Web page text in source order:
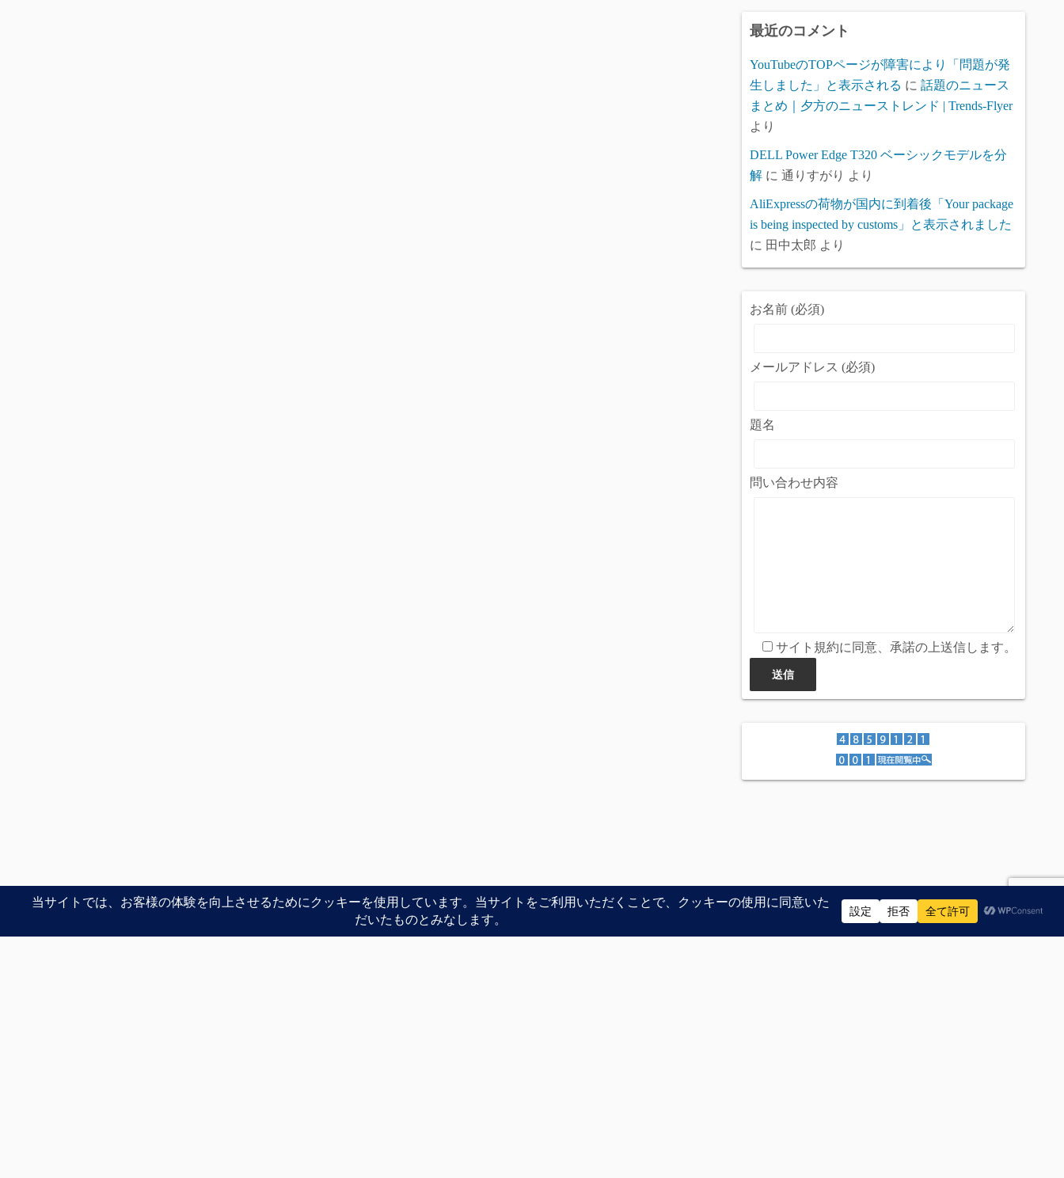
ブ
最近のコメント
YouTubeのTOPページが障害により「問題が発
生しました」と表示される に 話題のニュース
まとめ｜夕方のニューストレンド | Trends-Flyer
より
DELL Power Edge T320 ベーシックモデルを分
解 に 通りすがり より
AliExpressの荷物が国内に到着後「Your package
is being inspected by customs」と表示されました
に 田中太郎 より
お名前 (必須)
メールアドレス (必須)
題名
問い合わせ内容
サイト規約に同意、承諾の上送信します。